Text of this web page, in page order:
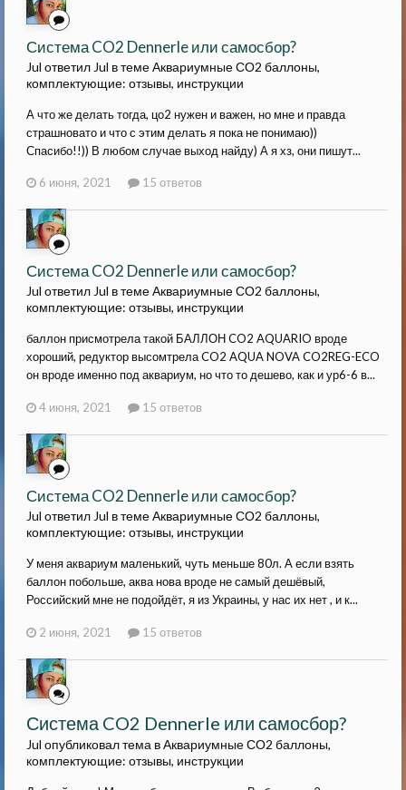
Система CO2 Dennerle или самосбор?
Jul ответил Jul в темеАквариумные СО2 баллоны,
комплектующие: отзывы, инструкции
А что же делать тогда, цо2 нужен и важен, но мне и правда
страшновато и что с этим делать я пока не понимаю))
Спасибо!!)) В любом случае выход найду) А я хз, они пишут...
6 июня, 2021 15 ответов
Система CO2 Dennerle или самосбор?
Jul ответил Jul в темеАквариумные СО2 баллоны,
комплектующие: отзывы, инструкции
баллон присмотрела такой БАЛЛОН CO2 AQUARIO вроде
хороший, редуктор высомтрела CO2 AQUA NOVA CO2REG-ECO
он вроде именно под аквариум, но что то дешево, как и ур6-6 в...
4 июня, 2021 15 ответов
Система CO2 Dennerle или самосбор?
Jul ответил Jul в темеАквариумные СО2 баллоны,
комплектующие: отзывы, инструкции
У меня аквариум маленький, чуть меньше 80л. А если взять
баллон побольше, аква нова вроде не самый дешёвый,
Российский мне не подойдёт, я из Украины, у нас их нет , и к...
2 июня, 2021 15 ответов
Система CO2 Dennerle или самосбор?
Jul опубликовал тема вАквариумные СО2 баллоны,
комплектующие: отзывы, инструкции